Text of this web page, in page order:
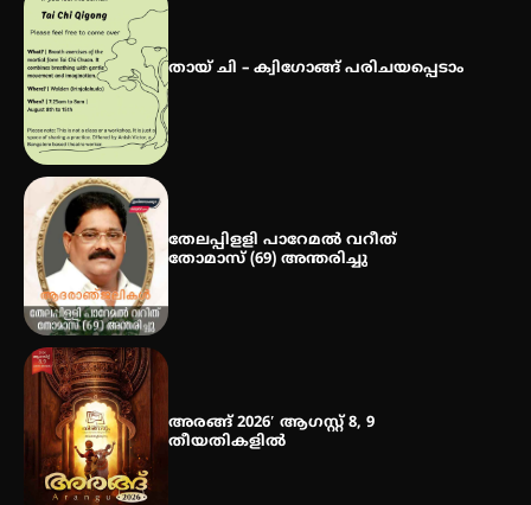
സ്വദേശി ആതിര എം കെ യുടെ
നേട്ടം പ്രതിസന്ധികളോട് പൊരുതി
തായ് ചി – ക്വിഗോങ്ങ് പരിചയപ്പെടാം
തേലപ്പിളളി പാറേമൽ വറീത്
തോമാസ് (69) അന്തരിച്ചു
അരങ്ങ് 2026′ ആഗസ്റ്റ് 8, 9
തീയതികളിൽ